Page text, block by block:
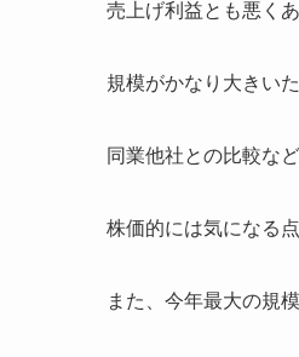
売上げ利益とも悪くあ
規模がかなり大きい
同業他社との比較な
株価的には気になる
また、今年最大の規